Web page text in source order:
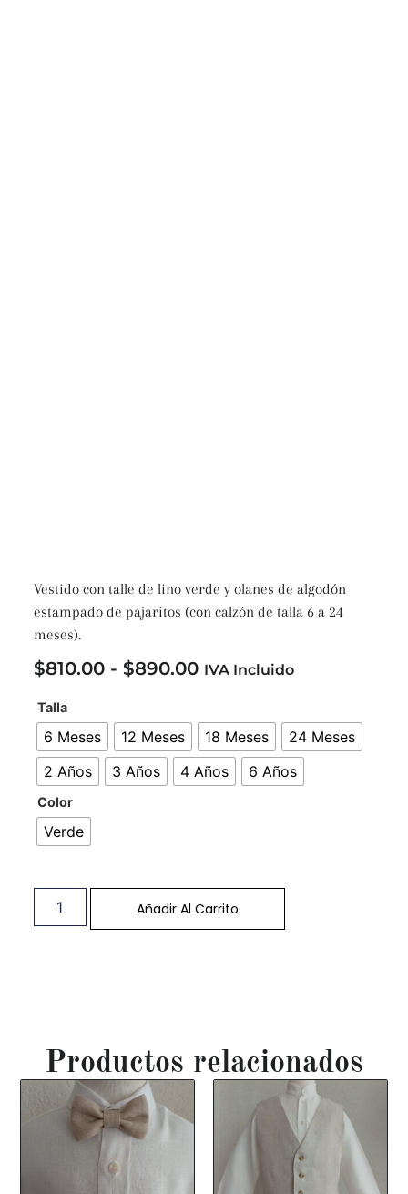
Vestido con talle de lino verde y olanes de algodón
estampado de pajaritos (con calzón de talla 6 a 24
meses).
$810.00 - $890.00 IVA Incluido
Talla
6 Meses 12 Meses 18 Meses
24 Meses
2 Años
3 Años 4 Años 6 Años
Color
Verde
Añadir Al Carrito
Productos relacionados